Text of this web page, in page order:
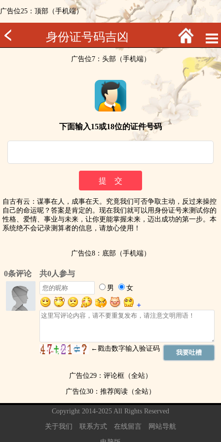
广告位25：顶部（手机端）
身份证号码吉凶
广告位7：头部（手机端）
下面输入15或18位的证件号码
自古有云：谋事在人，成事在天。究竟我们可否争取主动，反过来操控
自己的命运呢？答案是肯定的。现在我们就可以用身份证号来测试你的
性格、爱情、事业与未来，让你更能掌握未来，迈出成功的第一步。本
系统绝不会记录测算者的信息，请放心使用！
广告位8：底部（手机端）
广告位29：评论框（全站）
广告位30：推荐阅读（全站）
Copyright 2014-2025 All Rights Reserved
关于我们 联系方式 在线留言 网站导航